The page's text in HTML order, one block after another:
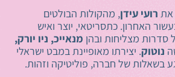
את רועי עידן, מהקולות הבולטים
האחרון. כתסריטאי, יוצר ואיש
מצליחות ובהן מנאייכ, ניו יורק,
נוטוק. יצירתו מאופיינת במבט ישראלי
בשאלות של חברה, פוליטיקה וזהות.